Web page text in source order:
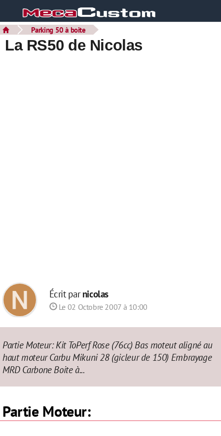
Parking 50 à boite
La RS50 de Nicolas
Écrit parnicolas
Le 02 Octobre 2007 à 10:00
Partie Moteur: Kit ToPerf Rose (76cc) Bas moteut aligné au
haut moteur Carbu Mikuni 28 (gicleur de 150) Embrayage
MRD Carbone Boite à...
Partie Moteur: